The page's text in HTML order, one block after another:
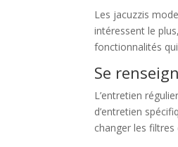
Les jacuzzis
intéressent le
fonctionnalités
Se
L’entretien
d’entretien
changer les